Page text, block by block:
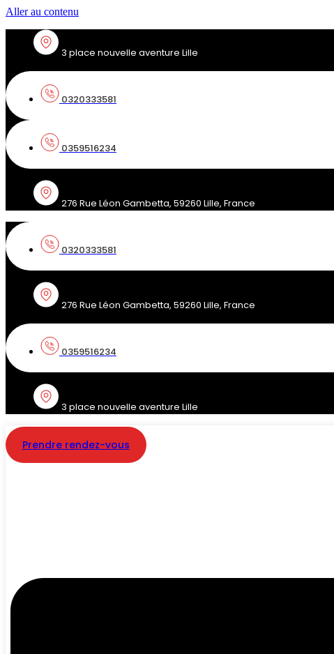
Aller au contenu
3 place nouvelle aventure Lille
0320333581
0359516234
276 Rue Léon Gambetta, 59260 Lille, France
0320333581
276 Rue Léon Gambetta, 59260 Lille, France
0359516234
3 place nouvelle aventure Lille
Prendre rendez-vous